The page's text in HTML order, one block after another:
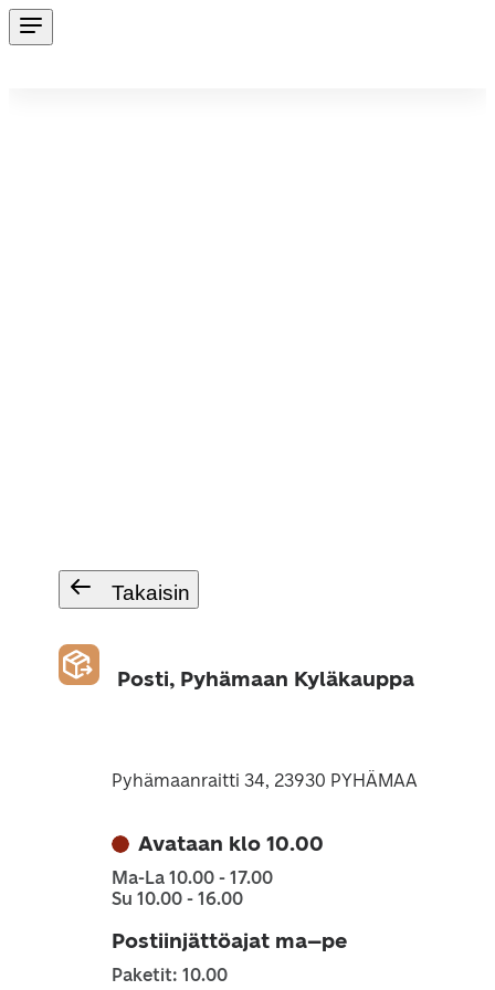
Takaisin
Posti, Pyhämaan Kyläkauppa
Pyhämaanraitti 34, 23930 PYHÄMAA
Avataan klo 10.00
Ma-La 10.00 - 17.00
Su 10.00 - 16.00
Postiinjättöajat ma–pe
Paketit: 10.00